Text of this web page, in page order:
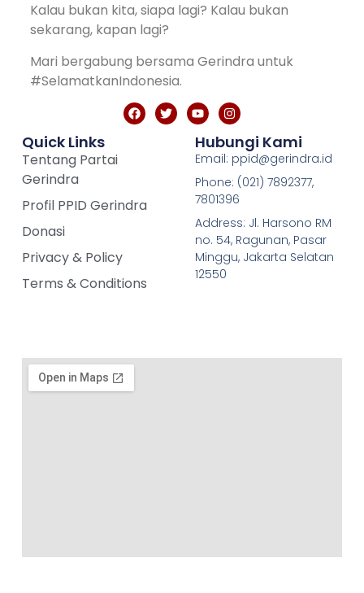
Kalau bukan kita, siapa lagi? Kalau bukan
sekarang, kapan lagi?
Mari bergabung bersama Gerindra untuk
#SelamatkanIndonesia.
Quick Links
Tentang Partai
Gerindra
Profil PPID Gerindra
Donasi
Privacy & Policy
Terms & Conditions
Hubungi Kami
Email: ppid@gerindra.id
Phone: (021) 7892377,
7801396
Address: Jl. Harsono RM
no. 54, Ragunan, Pasar
Minggu, Jakarta Selatan
12550